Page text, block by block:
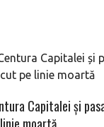
Capitalei și